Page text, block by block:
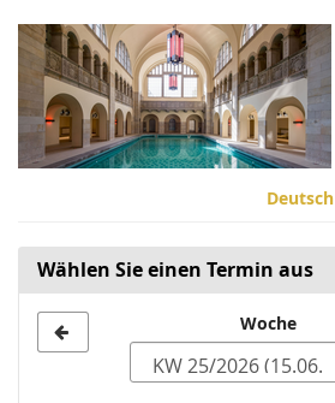
Zum
Haupt-
Inhalt
springen
Deutsch
Wählen Sie einen Termin aus
zur
Woche